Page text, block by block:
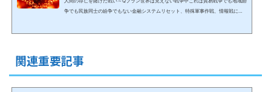
争でも民族同士の紛争でもない金融システムリセット、特殊軍事作戦、情報戦によ
して動いている米軍特殊部隊を中心とする32か国のアラ...
関連重要記事